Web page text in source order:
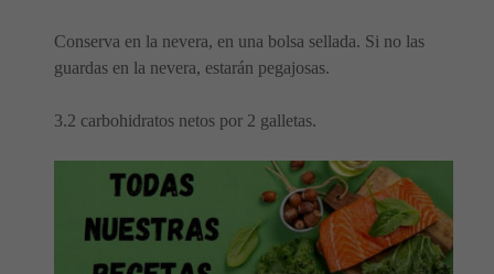
Conserva en la nevera, en una bolsa sellada. Si no las
guardas en la nevera, estarán pegajosas.
3.2 carbohidratos netos por 2 galletas.